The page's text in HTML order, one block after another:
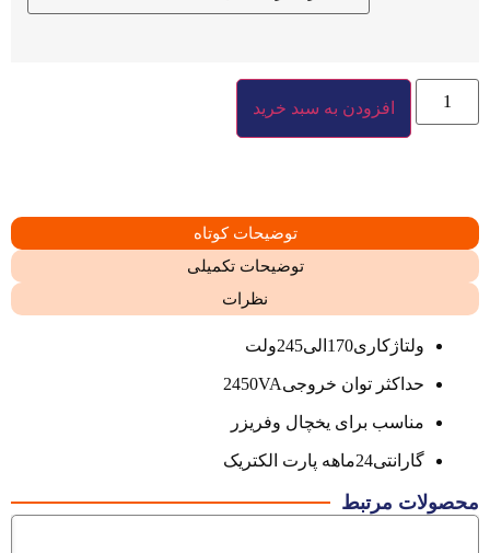
افزودن به سبد خرید
توضیحات کوتاه
توضیحات تکمیلی
نظرات
ولتاژکاری170الی245ولت
حداکثر توان خروجی2450VA
مناسب برای یخچال وفریزر
گارانتی24ماهه پارت الکتریک
محصولات مرتبط